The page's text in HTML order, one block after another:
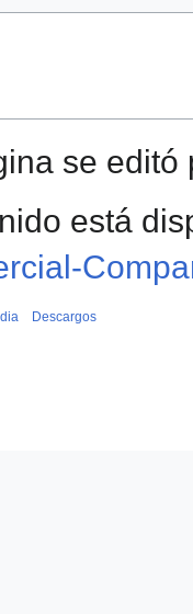
se
está
Descargos